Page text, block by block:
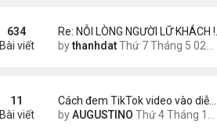
Re: NỖI LÒNG NGƯỜI LỮ KHÁCH !…
bythanhdatThứ 7 Tháng 5 02, 2026 8:40 am
634
Bài viết
Cách đem TikTok video vào diễ…
byAUGUSTINO Thứ 4 Tháng 11 11, 2020 11:44 am
11
Bài viết